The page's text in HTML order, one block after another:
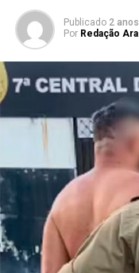
Publicado 2
Por Redação